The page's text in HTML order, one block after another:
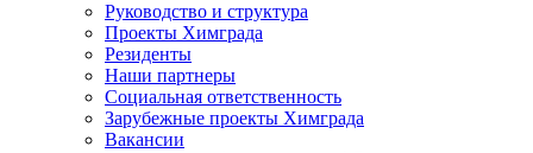
Руководство и структура
Проекты Химграда
Резиденты
Наши партнеры
Социальная ответственность
Зарубежные проекты Химграда
Вакансии